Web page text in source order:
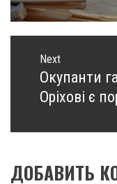
Next
Next
post:
Окупанти
Оріхові є
ДОБАВИТЬ